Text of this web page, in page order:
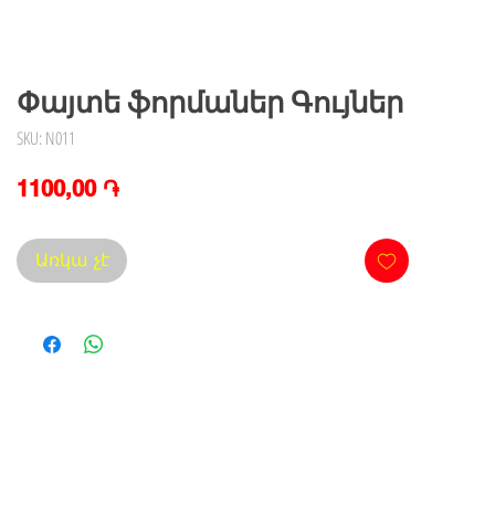
Փայտե ֆորմաներ Գույներ
SKU: N011
1100,00 ֏Price
Առկա չէ